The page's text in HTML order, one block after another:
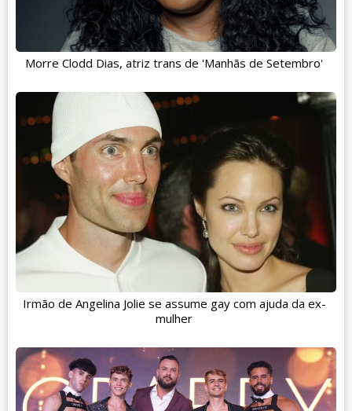
Morre Clodd Dias, atriz trans de 'Manhãs de Setembro'
Irmão de Angelina Jolie se assume gay com ajuda da ex-
mulher